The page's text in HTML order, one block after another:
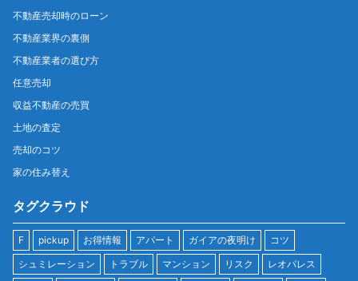
不動産売却時のローン
不動産業界の裏側
不動産業者の選び方
任意売却
収益不動産の売買
土地の査定
売却のコツ
家の住み替え
タグクラウド
F pickup お得情報 アパート ガイアの夜明け
コツ
シュミレーション
トラブル マンション リスク レオパレス